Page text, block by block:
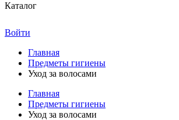
Каталог
Войти
Главная
Предметы гигиены
Уход за волосами
Главная
Предметы гигиены
Уход за волосами